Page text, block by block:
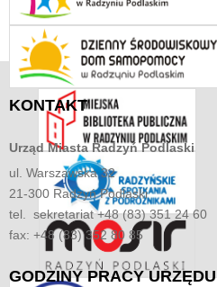
KONTAKT
Urząd MiastaRadzyń Podlaski
ul. Warszawska 32
21-300 Radzyń Podlaski
tel. sekretariat +48 (83) 351 24 60
fax: +48 (83) 352 80 85
GODZINYPRACY URZĘDU